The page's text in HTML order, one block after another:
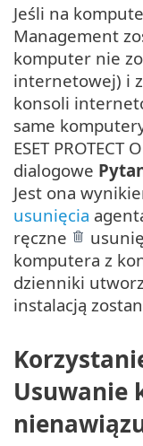
Jeśli na
Management
komputer nie
internetowej) i
konsoli
same
ESET
dialogowe
Jest ona
usunięcia
ręczne
komputera z
dzienniki
instalacją
Usuwanie